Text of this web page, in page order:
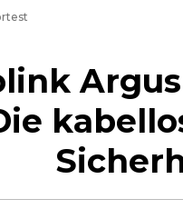
Blog
Kontakt